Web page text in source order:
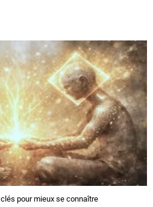
pour mieux se connaître